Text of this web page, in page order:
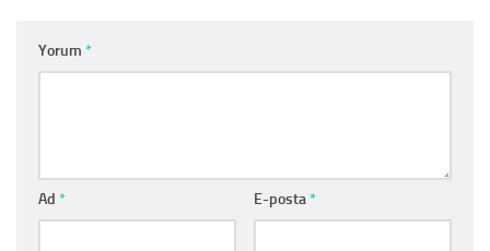
Yorum *
Ad * E-posta*